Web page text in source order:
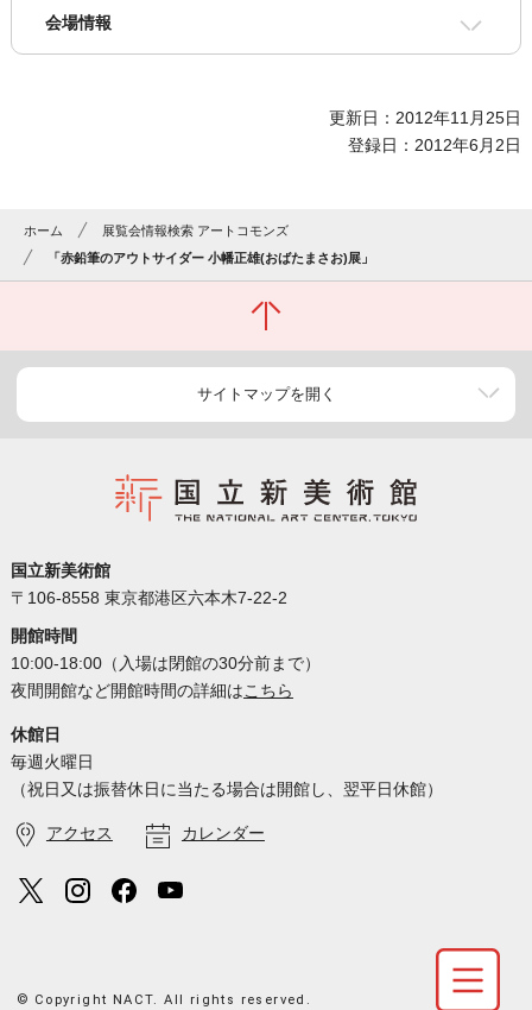
会場情報
更新日：2012年11月25日
登録日：2012年6月2日
ホーム
展覧会情報検索 アートコモンズ
「赤鉛筆のアウトサイダー 小幡正雄(おばたまさお)展」
サイトマップを開く
国立新美術館
〒106-8558 東京都港区六本木7-22-2
開館時間
10:00-18:00（入場は閉館の30分前まで）
夜間開館など開館時間の詳細はこちら
休館日
毎週火曜日
（祝日又は振替休日に当たる場合は開館し、翌平日休館）
アクセス カレンダー
© Copyright NACT. All rights reserved.